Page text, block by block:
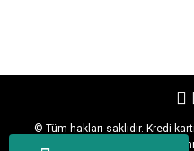
© Tüm hakları saklıdır. Kredi